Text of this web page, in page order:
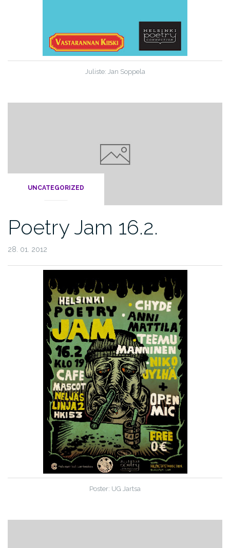
Juliste: Jan Soppela
UNCATEGORIZED
Poetry Jam 16.2.
28. 01. 2012
Poster: UG Jartsa